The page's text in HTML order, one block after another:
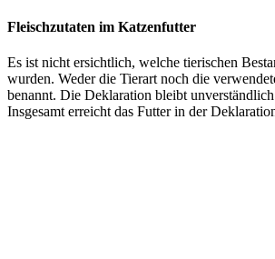
Fleischzutaten im Katzenfutter
Es ist nicht ersichtlich, welche tierischen
wurden. Weder die Tierart noch die
benannt. Die Deklaration bleibt
Insgesamt erreicht das Futter in der